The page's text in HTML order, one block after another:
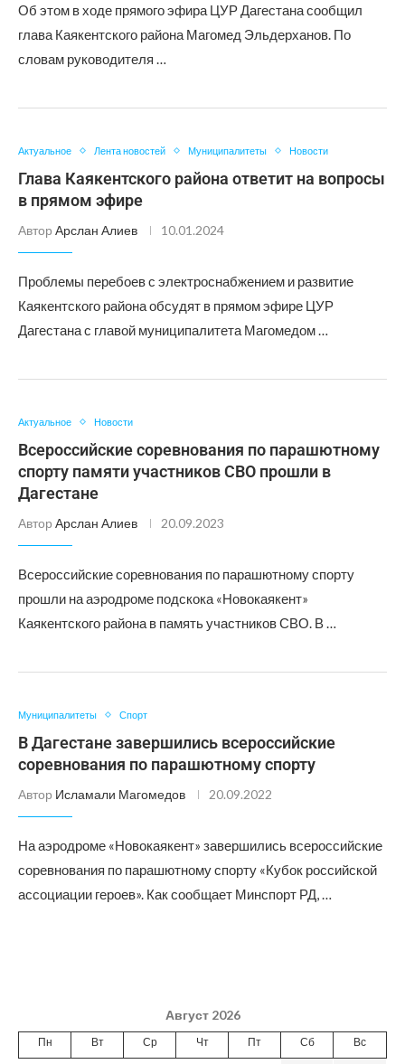
Об этом в ходе прямого эфира ЦУР Дагестана сообщил
глава Каякентского района Магомед Эльдерханов. По
словам руководителя …
Актуальное Лента новостей Муниципалитеты Новости
Глава Каякентского района ответит на вопросы
в прямом эфире
Автор Арслан Алиев 10.01.2024
Проблемы перебоев с электроснабжением и развитие
Каякентского района обсудят в прямом эфире ЦУР
Дагестана с главой муниципалитета Магомедом …
Актуальное Новости
Всероссийские соревнования по парашютному
спорту памяти участников СВО прошли в
Дагестане
Автор Арслан Алиев 20.09.2023
Всероссийские соревнования по парашютному спорту
прошли на аэродроме подскока «Новокаякент»
Каякентского района в память участников СВО. В …
Муниципалитеты Спорт
В Дагестане завершились всероссийские
соревнования по парашютному спорту
Автор Исламали Магомедов 20.09.2022
На аэродроме «Новокаякент» завершились всероссийские
соревнования по парашютному спорту «Кубок российской
ассоциации героев». Как сообщает Минспорт РД, …
Август 2026
Пн Вт Ср Чт Пт Сб Вс